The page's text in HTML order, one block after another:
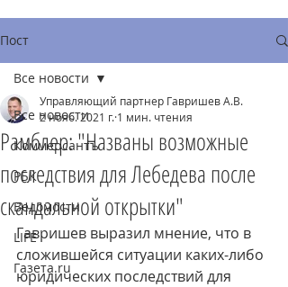
Пост
Все новости
Коммерсантъ
РБК
Ведомости
LIFE
Газета.ru
Все новости
Рамблер: "Названы возможные
последствия для Лебедева после
скандальной открытки"
Управляющий партнер Гавришев А.В.
2 нояб. 2021 г. 1 мин. чтения
Гавришев выразил мнение, что в
сложившейся ситуации каких-либо
юридических последствий для